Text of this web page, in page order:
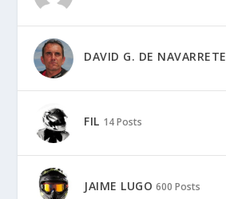
DAVID G. DE NAVARRETE
FIL 14 Posts
JAIME LUGO 600 Posts